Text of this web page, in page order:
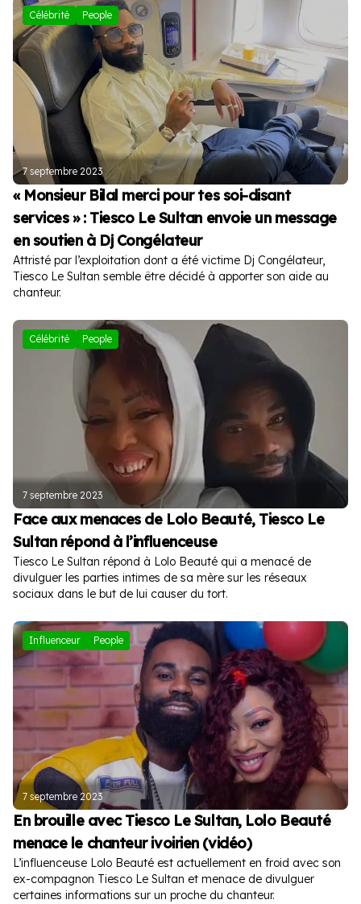
Célébrité People
7 septembre 2023
« Monsieur Bilal merci pour tes soi-disant
services » : Tiesco Le Sultan envoie un message
en soutien à Dj Congélateur
Attristé par l’exploitation dont a été victime Dj Congélateur,
Tiesco Le Sultan semble être décidé à apporter son aide au
chanteur.
Célébrité People
7 septembre 2023
Face aux menaces de Lolo Beauté, Tiesco Le
Sultan répond à l’influenceuse
Tiesco Le Sultan répond à Lolo Beauté qui a menacé de
divulguer les parties intimes de sa mère sur les réseaux
sociaux dans le but de lui causer du tort.
Influenceur People
7 septembre 2023
En brouille avec Tiesco Le Sultan, Lolo Beauté
menace le chanteur ivoirien (vidéo)
L’influenceuse Lolo Beauté est actuellement en froid avec son
ex-compagnon Tiesco Le Sultan et menace de divulguer
certaines informations sur un proche du chanteur.